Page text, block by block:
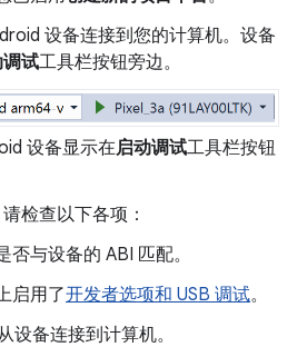
设备连接到您的计算机。设备
调试工具栏按钮旁边。
设备显示在启动调试工具栏按钮
检查以下各项：
否与设备的 ABI 匹配。
启用了开发者选项和 USB 调试。
设备连接到计算机。